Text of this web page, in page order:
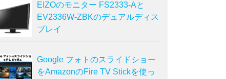
EIZOのモニター FS2333-Aと
EV2336W-ZBKのデュアルディス
プレイ
Google フォトのスライドショー
をAmazonのFire TV Stickを使っ